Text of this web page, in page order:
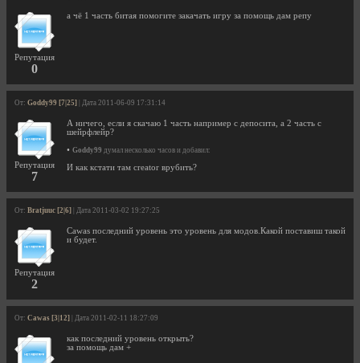
Репутация
0
а чё 1 часть битая помогите закачать игру за помощь дам репу
От: Goddy99 [7|25] | Дата 2011-06-09 17:31:14
Репутация
7
А ничего, если я скачаю 1 часть например с депосита, а 2 часть с
шейрфлейр?
• Goddy99 думал несколько часов и добавил:
И как кстати там creator врубить?
От: Bratjuuc [2|6] | Дата 2011-03-02 19:27:25
Репутация
2
Cawas последний уровень это уровень для модов.Какой поставиш такой
и будет.
От: Cawas [3|12] | Дата 2011-02-11 18:27:09
как последний уровень открыть?
за помощь дам +